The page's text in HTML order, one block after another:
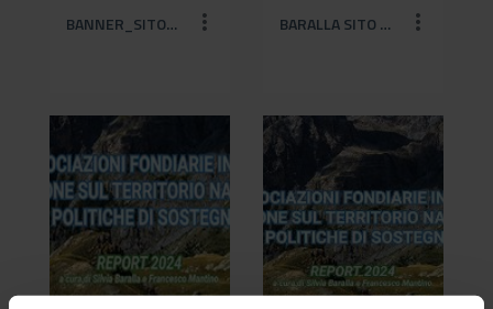
BANNER_SITO ECO - ECOMONDO_4-3_VISUAL ECOMONDO@2x.jpg BARALLA SITO CREA def (1).jpg